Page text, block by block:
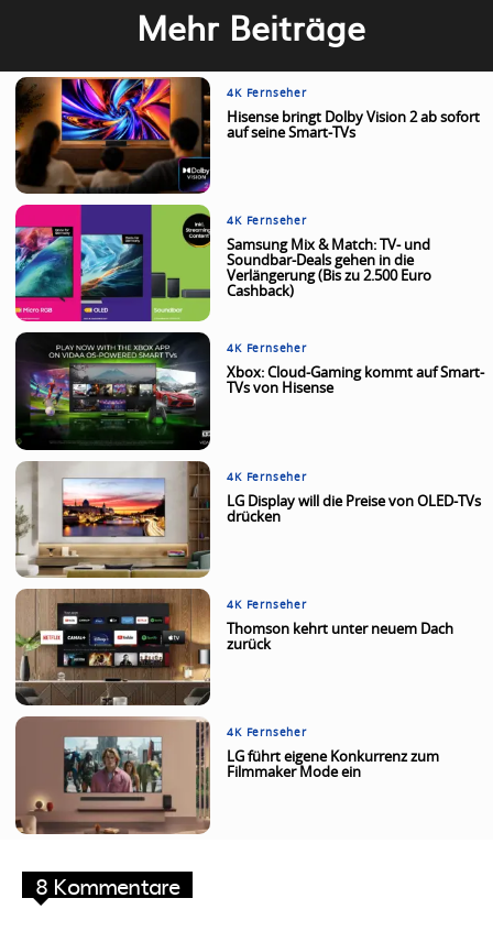
Mehr Beiträge
4K Fernseher
Hisense bringt Dolby Vision 2 ab sofort
auf seine Smart-TVs
4K Fernseher
Samsung Mix & Match: TV- und
Soundbar-Deals gehen in die
Verlängerung (Bis zu 2.500 Euro
Cashback)
4K Fernseher
Xbox: Cloud-Gaming kommt auf Smart-
TVs von Hisense
4K Fernseher
LG Display will die Preise von OLED-TVs
drücken
4K Fernseher
Thomson kehrt unter neuem Dach
zurück
4K Fernseher
LG führt eigene Konkurrenz zum
Filmmaker Mode ein
8 Kommentare